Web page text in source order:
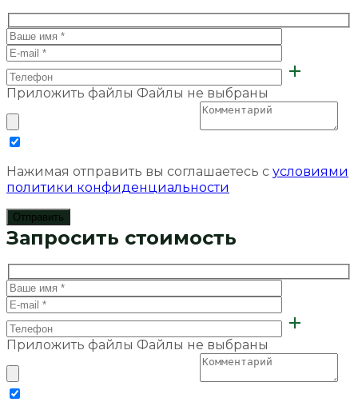
Приложить файлы Файлы не выбраны
Нажимая отправить вы соглашаетесь с условиями
политики конфиденциальности
Запросить стоимость
Приложить файлы Файлы не выбраны